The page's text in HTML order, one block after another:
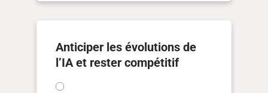
Anticiper les évolutions de
l’IA et rester compétitif